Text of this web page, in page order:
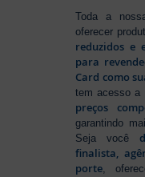
Toda a
oferecer
reduzidos e
para
Card como
tem acesso a
preços
garantindo
Seja você
finalista,
porte,